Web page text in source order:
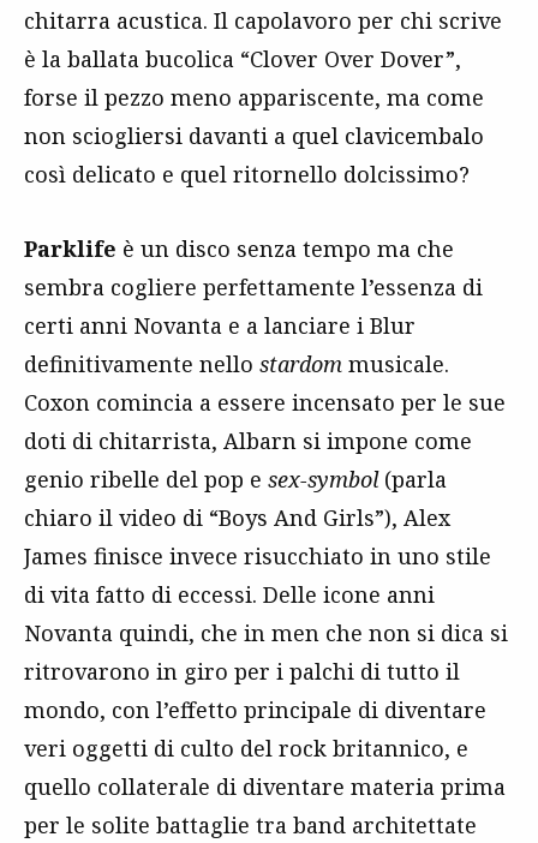
chitarra acustica. Il capolavoro per chi scrive
è la ballata bucolica “Clover Over Dover”,
forse il pezzo meno appariscente, ma come
non sciogliersi davanti a quel clavicembalo
così delicato e quel ritornello dolcissimo?
Parklife è un disco senza tempo ma che
sembra cogliere perfettamente l’essenza di
certi anni Novanta e a lanciare i Blur
definitivamente nello stardom musicale.
Coxon comincia a essere incensato per le sue
doti di chitarrista, Albarn si impone come
genio ribelle del pop e sex-symbol(parla
chiaro il video di “Boys And Girls”), Alex
James finisce invece risucchiato in uno stile
di vita fatto di eccessi. Delle icone anni
Novanta quindi, che in men che non si dica si
ritrovarono in giro per i palchi di tutto il
mondo, con l’effetto principale di diventare
veri oggetti di culto del rock britannico, e
quello collaterale di diventare materia prima
per le solite battaglie tra band architettate